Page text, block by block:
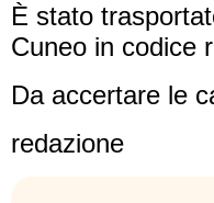
È stato
Cuneo in codice
Da accertare le
redazione